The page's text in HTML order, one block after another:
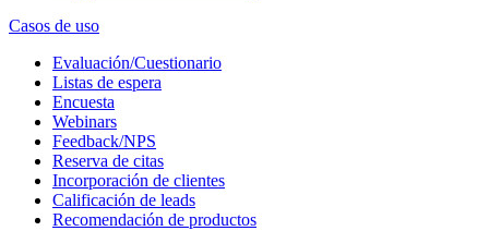
Casos de uso
Evaluación/Cuestionario
Listas de espera
Encuesta
Webinars
Feedback/NPS
Reserva de citas
Incorporación de clientes
Calificación de leads
Recomendación de productos